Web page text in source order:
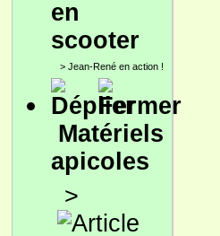
en
scooter
> Jean-René en action !
Matériels
apicoles
>